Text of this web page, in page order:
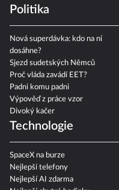
Politika
Nová superdávka: kdo na ní
dosáhne?
Sjezd sudetských Němců
Proč vláda zavádí EET?
Padni komu padni
Výpověď z práce vzor
Divoký kačer
Technologie
SpaceX na burze
Nejlepší telefony
Nejlepší AI zdarma